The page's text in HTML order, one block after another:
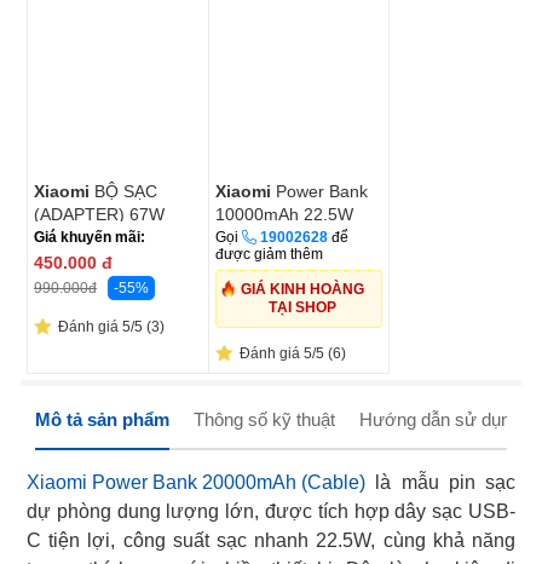
Xiaomi BỘ SẠC
(ADAPTER) 67W
HyperCharge Combo
(Type-A) EU
(6941812714393)
Giá khuyến mãi:
450.000 đ
990.000đ -55%
Đánh giá 5/5 (3)
Xiaomi Power Bank
10000mAh 22.5W
Lite GL
Gọi 19002628 để
được giảm thêm
GIÁ KINH HOÀNG
TẠI SHOP
Đánh giá 5/5 (6)
Mô tả sản phẩm Thông số kỹ thuật Hướng dẫn sử dụng
Xiaomi Power Bank 20000mAh (Cable) là mẫu pin sạc
dự phòng dung lượng lớn, được tích hợp dây sạc USB-
C tiện lợi, công suất sạc nhanh 22.5W, cùng khả năng